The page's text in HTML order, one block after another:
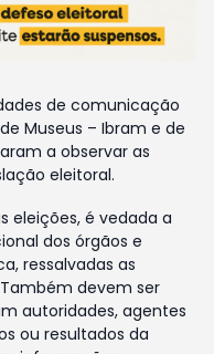
de comunicação
Museus – Ibram e de
a observar as
eleitoral.
eleições, é vedada a
dos órgãos e
ressalvadas as
devem ser
autoridades, agentes
ou resultados da